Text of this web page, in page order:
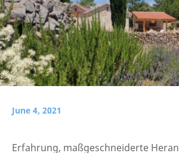
June 4, 2021
Erfahrung, maßgeschneiderte